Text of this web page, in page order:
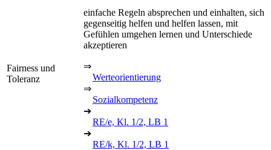
Fairness und
Toleranz
einfache Regeln absprechen und einhalten, sich
gegenseitig helfen und helfen lassen, mit
Gefühlen umgehen lernen und Unterschiede
akzeptieren
⇒
Werteorientierung
⇒
Sozialkompetenz
➔
RE/e, Kl. 1/2, LB 1
➔
RE/k, Kl. 1/2, LB 1